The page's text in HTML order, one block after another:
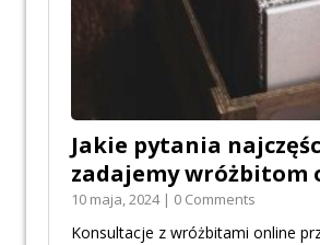
Jakie pytania
zadajemy wróżbitom
10 maja, 2024 | 0 Comments
Konsultacje z wróżbitami online